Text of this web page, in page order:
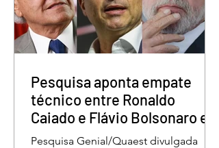
Pesquisa aponta Daniel
Vilela na liderança da
disputa pelo Governo
de Goiás
Pesquisa aponta empate
técnico entre Ronaldo
Caiado e Flávio Bolsonaro em
Goiás
Pesquisa Genial/Quaest divulgada